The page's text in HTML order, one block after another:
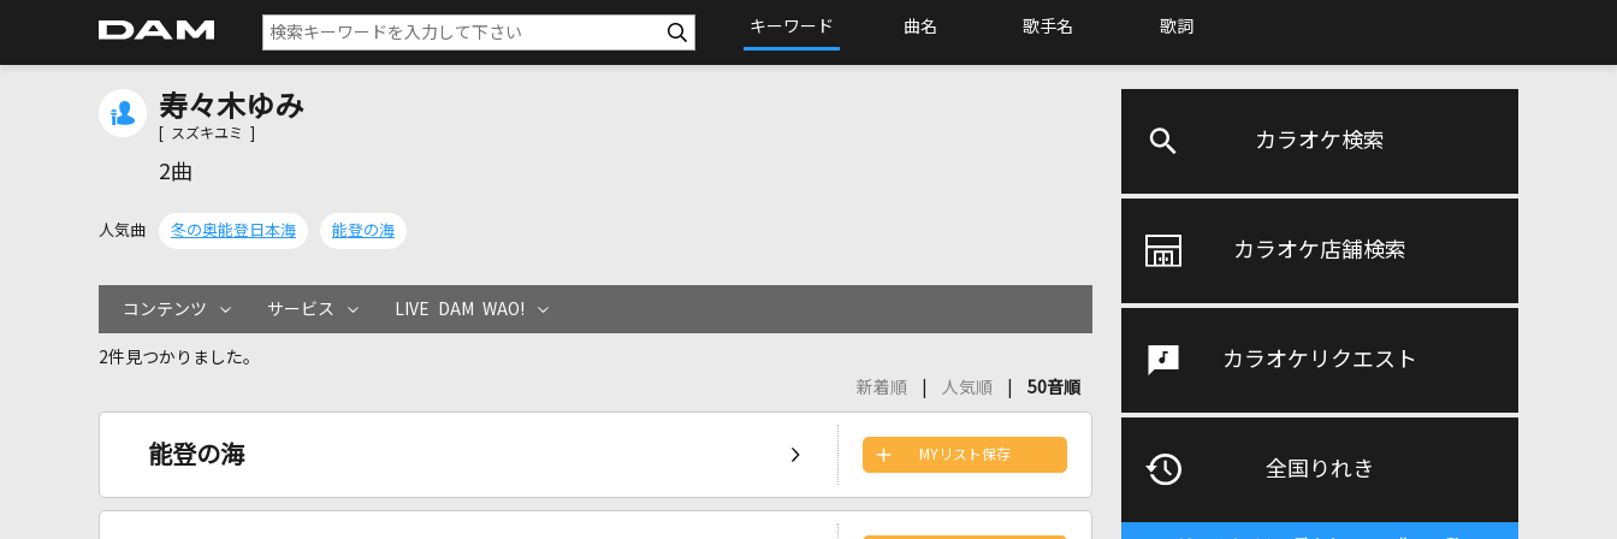
キーワード 曲名 歌手名 歌詞
カラオケ検索
カラオケ店舗検索
カラオケリクエスト
全国りれき
寿々木ゆみ
[ スズキユミ ]
2曲
人気曲 冬の奥能登日本海 能登の海
コンテンツ サービス LIVE DAM WAO!
2件見つかりました。
新着順
人気順 50音順
能登の海 MYリスト保存